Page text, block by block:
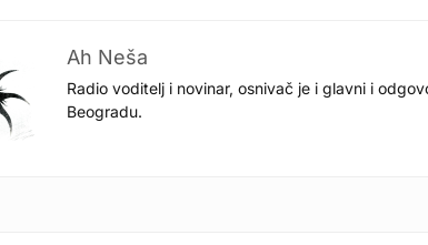
Ah Neša
Radio voditelj i novinar, osnivač je i glavni i
Beogradu.